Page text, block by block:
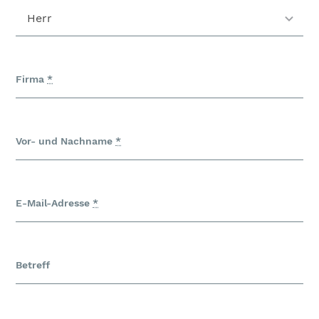
Firma*
Vor- und Nachname*
E-Mail-Adresse*
Betreff